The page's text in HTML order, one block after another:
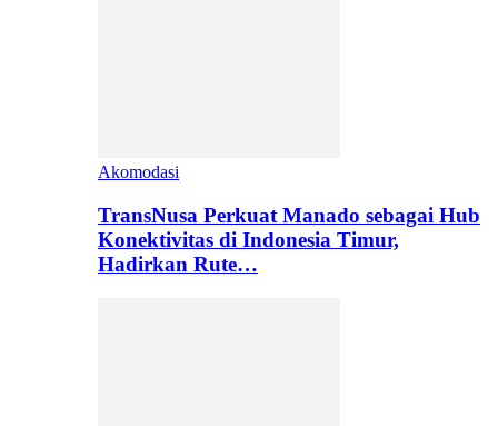
Akomodasi
TransNusa Perkuat Manado sebagai Hub
Konektivitas di Indonesia Timur,
Hadirkan Rute…